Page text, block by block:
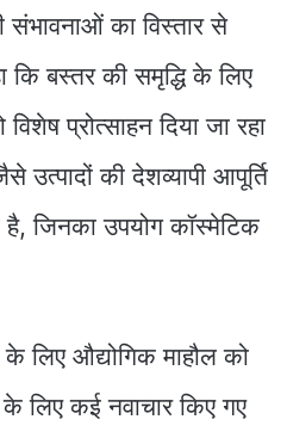
का विस्तार से
बस्तर की समृद्धि के लिए
प्रोत्साहन दिया जा रहा
की देशव्यापी आपूर्ति
जिनका उपयोग कॉस्मेटिक
लिए औद्योगिक माहौल को
लिए कई नवाचार किए गए